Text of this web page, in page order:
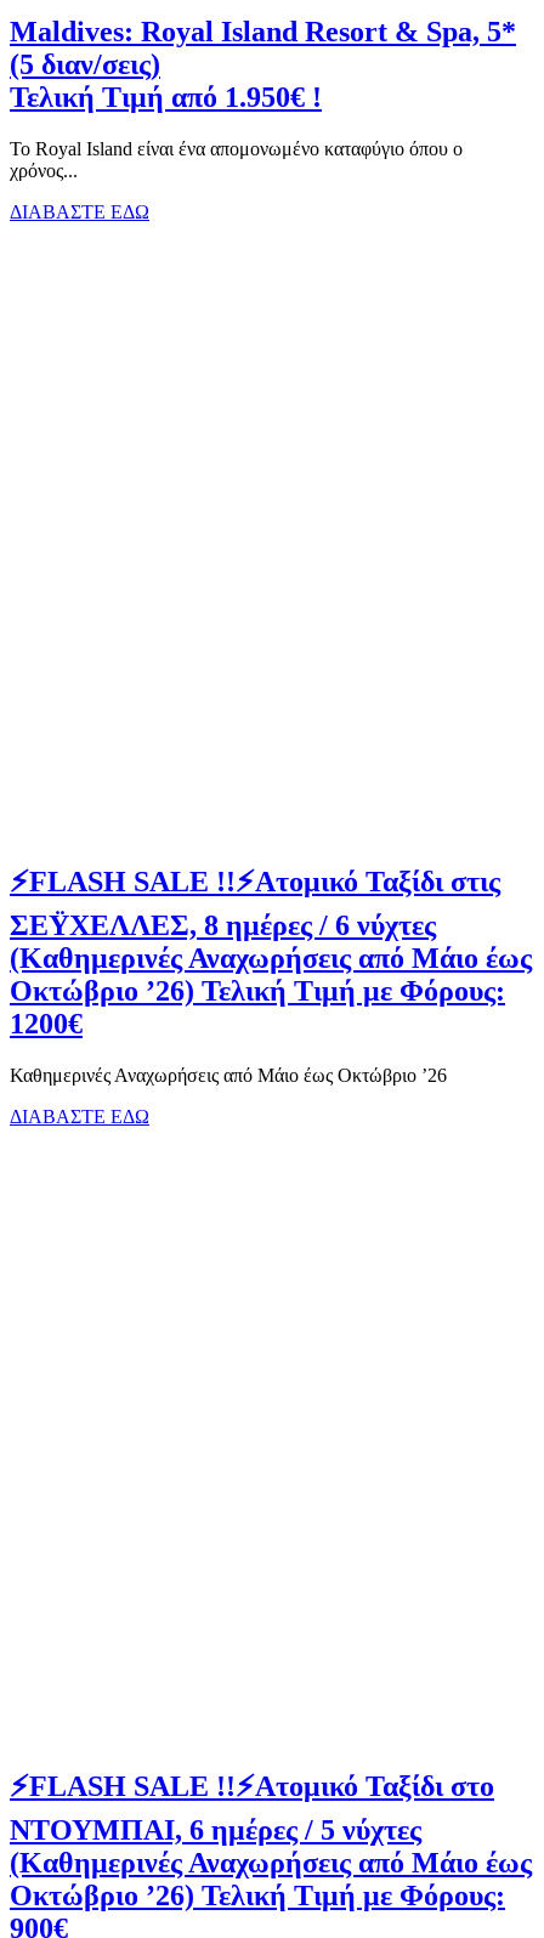
Maldives: Royal Island Resort & Spa, 5*
(5 διαν/σεις)
Τελική Τιμή από 1.950€ !
Το Royal Island είναι ένα απομονωμένο καταφύγιο όπου ο
χρόνος...
ΔΙΑΒΑΣΤΕ ΕΔΩ
⚡FLASH SALE !!⚡Ατομικό Ταξίδι στις
ΣΕΫΧΕΛΛΕΣ, 8 ημέρες / 6 νύχτες
(Καθημερινές Αναχωρήσεις από Μάιο έως
Οκτώβριο ’26) Τελική Τιμή με Φόρους:
1200€
Καθημερινές Αναχωρήσεις από Μάιο έως Οκτώβριο ’26
ΔΙΑΒΑΣΤΕ ΕΔΩ
⚡FLASH SALE !!⚡Ατομικό Ταξίδι στο
ΝΤΟΥΜΠΑΙ, 6 ημέρες / 5 νύχτες
(Καθημερινές Αναχωρήσεις από Μάιο έως
Οκτώβριο ’26) Τελική Τιμή με Φόρους:
900€